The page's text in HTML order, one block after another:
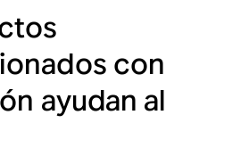
con
ayudan al